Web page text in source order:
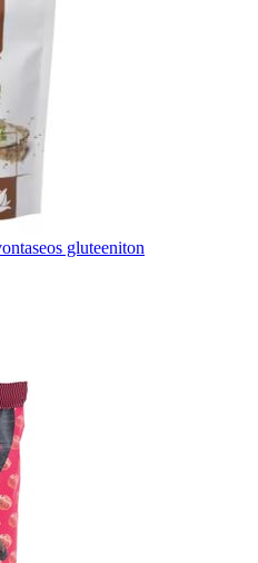
gluteeniton